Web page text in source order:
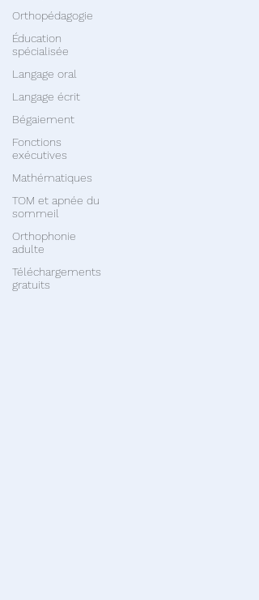
Orthopédagogie
Éducation
spécialisée
Langage oral
Langage écrit
Bégaiement
Fonctions
exécutives
Mathématiques
TOM et apnée du
sommeil
Orthophonie
adulte
Téléchargements
gratuits